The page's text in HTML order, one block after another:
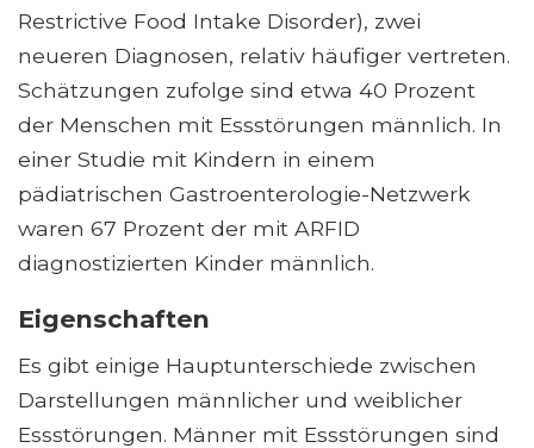
Restrictive Food Intake Disorder), zwei
neueren Diagnosen, relativ häufiger vertreten.
Schätzungen zufolge sind etwa 40 Prozent
der Menschen mit Essstörungen männlich. In
einer Studie mit Kindern in einem
pädiatrischen Gastroenterologie-Netzwerk
waren 67 Prozent der mit ARFID
diagnostizierten Kinder männlich.
Eigenschaften
Es gibt einige Hauptunterschiede zwischen
Darstellungen männlicher und weiblicher
Essstörungen. Männer mit Essstörungen sind